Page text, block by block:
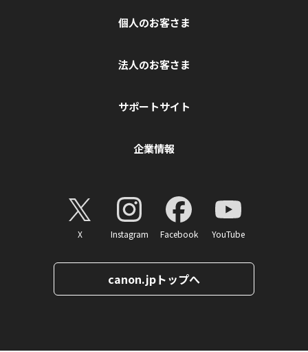
個人のお客さま
法人のお客さま
サポートサイト
企業情報
X Instagram Facebook YouTube
canon.jpトップへ